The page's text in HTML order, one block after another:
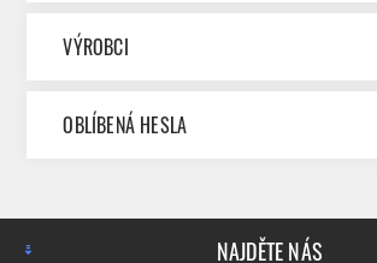
VÝROBCI
OBLÍBENÁ HESLA
NAJDĚTE NÁS